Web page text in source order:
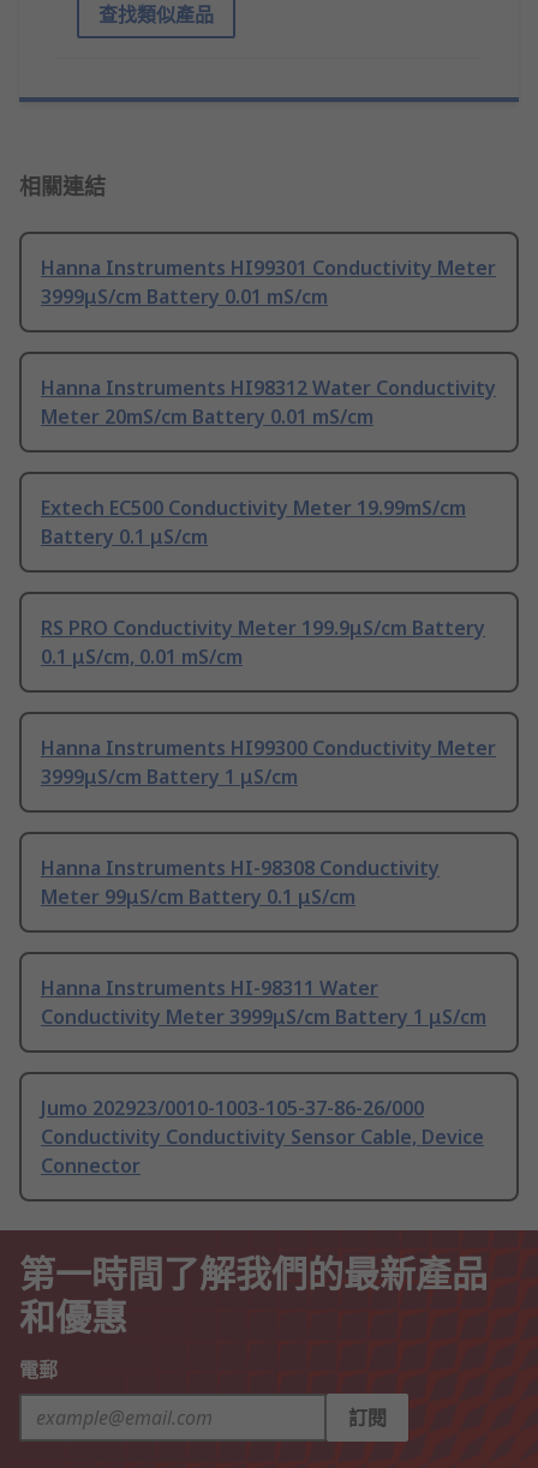
查找類似產品
相關連結
Hanna Instruments HI99301 Conductivity Meter
3999μS/cm Battery 0.01 mS/cm
Hanna Instruments HI98312 Water Conductivity
Meter 20mS/cm Battery 0.01 mS/cm
Extech EC500 Conductivity Meter 19.99mS/cm
Battery 0.1 μS/cm
RS PRO Conductivity Meter 199.9μS/cm Battery
0.1 μS/cm, 0.01 mS/cm
Hanna Instruments HI99300 Conductivity Meter
3999μS/cm Battery 1 μS/cm
Hanna Instruments HI-98308 Conductivity
Meter 99μS/cm Battery 0.1 μS/cm
Hanna Instruments HI-98311 Water
Conductivity Meter 3999μS/cm Battery 1 μS/cm
Jumo 202923/0010-1003-105-37-86-26/000
Conductivity Conductivity Sensor Cable, Device
Connector
第一時間了解我們的最新產品
和優惠
電郵
訂閱